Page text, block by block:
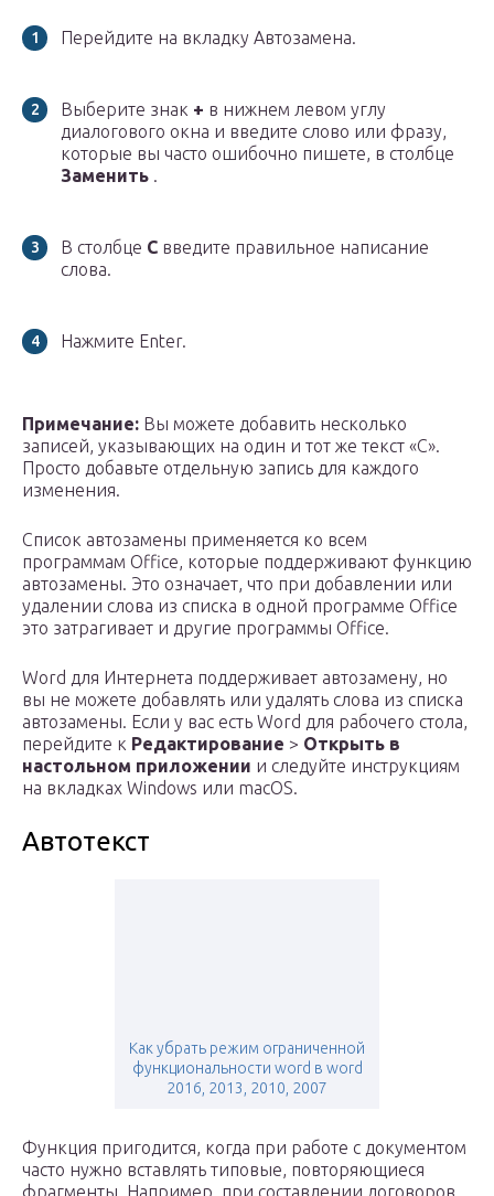
Перейдите на вкладку Автозамена.
Выберите знак + в нижнем левом углу
диалогового окна и введите слово или фразу,
которые вы часто ошибочно пишете, в столбце
Заменить .
В столбце С введите правильное написание
слова.
Нажмите Enter.
Примечание: Вы можете добавить несколько
записей, указывающих на один и тот же текст «С».
Просто добавьте отдельную запись для каждого
изменения.
Список автозамены применяется ко всем
программам Office, которые поддерживают функцию
автозамены. Это означает, что при добавлении или
удалении слова из списка в одной программе Office
это затрагивает и другие программы Office.
Word для Интернета поддерживает автозамену, но
вы не можете добавлять или удалять слова из списка
автозамены. Если у вас есть Word для рабочего стола,
перейдите к Редактирование > Открыть в
настольном приложении и следуйте инструкциям
на вкладках Windows или macOS.
Автотекст
Как убрать режим ограниченной
функциональности word в word
2016, 2013, 2010, 2007
Функция пригодится, когда при работе с документом
часто нужно вставлять типовые, повторяющиеся
фрагменты. Например, при составлении договоров,